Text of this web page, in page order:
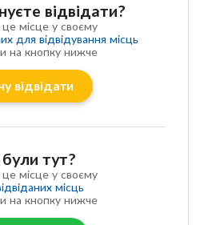
відвідати?
місце у своєму
для відвідування місць
на кнопку нижче
відвідати
тут?
місце у своєму
місць
на кнопку нижче